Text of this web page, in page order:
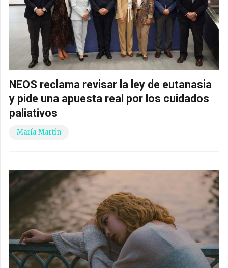
NEOS reclama revisar la ley de eutanasia
y pide una apuesta real por los cuidados
paliativos
María Martín